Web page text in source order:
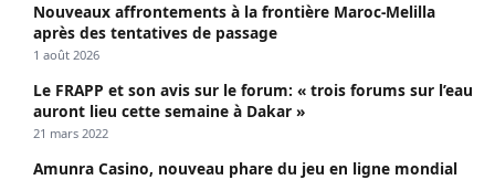
Nouveaux affrontements à la frontière Maroc-Melilla
après des tentatives de passage
1 août 2026
Le FRAPP et son avis sur le forum: « trois forums sur l’eau
auront lieu cette semaine à Dakar »
21 mars 2022
Amunra Casino, nouveau phare du jeu en ligne mondial